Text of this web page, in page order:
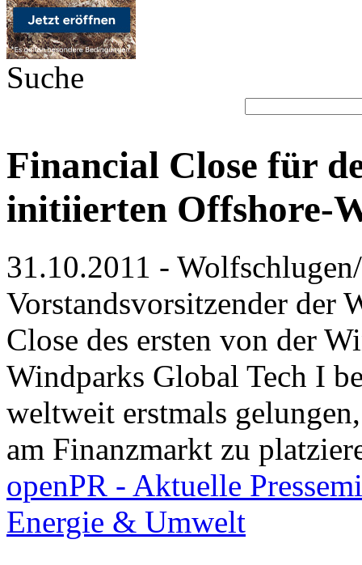
Suche
Financial Close für
initiierten Offshore-
31.10.2011 -
Vorstandsvorsitzender der
Close des ersten von der
Windparks Global Tech I
weltweit erstmals
am Finanzmarkt zu
openPR - Aktuelle
Energie & Umwelt